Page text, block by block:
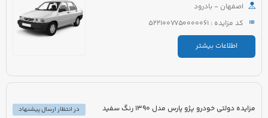
اصفهان - بادرود
کد مزایده : 5221007750000061
اطلاعات بیشتر
مزایده دولتی خودرو پژو پارس مدل 1390 رنگ سفید
در انتظار ارسال پیشنهاد